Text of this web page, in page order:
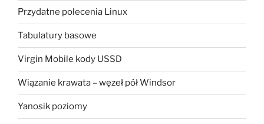
Przydatne polecenia Linux
Tabulatury basowe
Virgin Mobile kody USSD
Wiązanie krawata – węzeł pół Windsor
Yanosik poziomy